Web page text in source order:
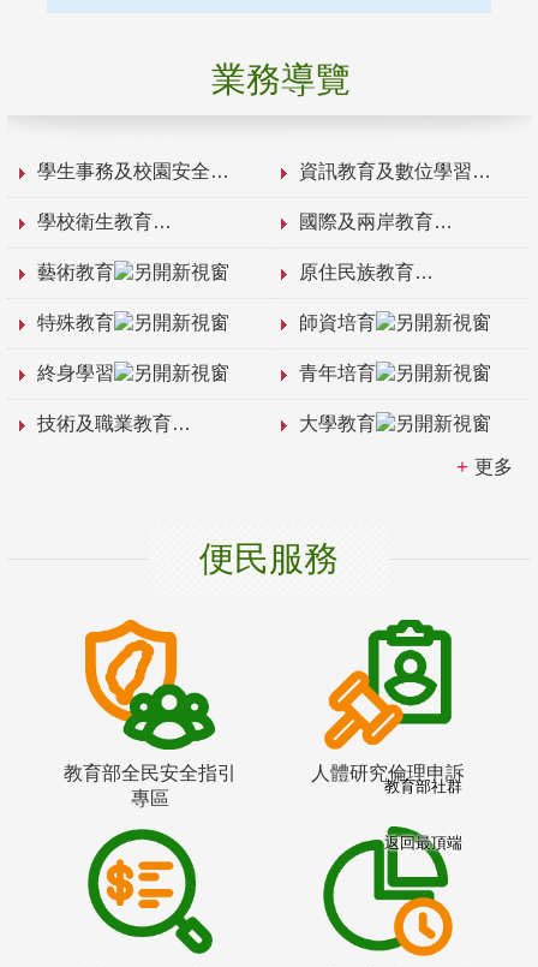
業務導覽
學生事務及校園安全 資訊教育及數位學習
學校衛生教育 國際及兩岸教育
藝術教育 原住民族教育
特殊教育 師資培育
終身學習 青年培育
技術及職業教育 大學教育
更多
便民服務
教育部全民安全指引
專區
人體研究倫理申訴
教育部社群
返回最頂端